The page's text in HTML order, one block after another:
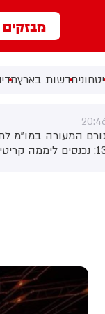
מבזקים
חדשות בארץ
הביטחון
ברצון
כי נכון לעכשיו - אין
מספיק שצפוי להיכנס
מבצעית בזמן הקרוב